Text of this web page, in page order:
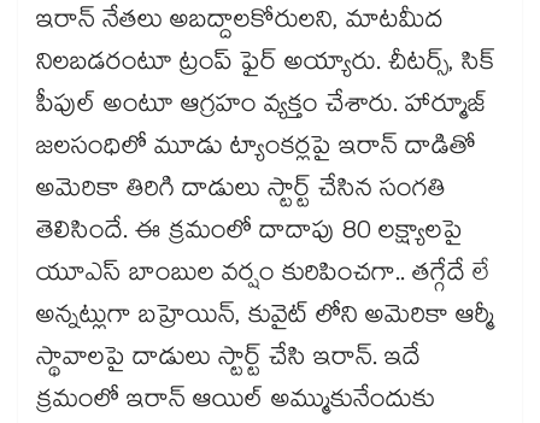
ఇరాన్ నేతలు అబద్దాలకోరులని, మాటమీద
నిలబడరంటూ ట్రంప్ ఫైర్ అయ్యారు. చీటర్స్, సిక్
పీపుల్ అంటూ ఆగ్రహం వ్యక్తం చేశారు. హార్మూజ్
జలసంధిలో మూడు ట్యాంకర్లపై ఇరాన్ దాడితో
అమెరికా తిరిగి దాడులు స్టార్ట్ చేసిన సంగతి
తెలిసిందే. ఈ క్రమంలో దాదాపు 80 లక్ష్యాలపై
యూఎస్ బాంబుల వర్షం కురిపించగా.. తగ్గేదే లే
అన్నట్లుగా బహ్రెయిన్, కువైట్ లోని అమెరికా ఆర్మీ
స్థావాలపై దాడులు స్టార్ట్ చేసి ఇరాన్. ఇదే
క్రమంలో ఇరాన్ ఆయిల్ అమ్ముకునేందుకు